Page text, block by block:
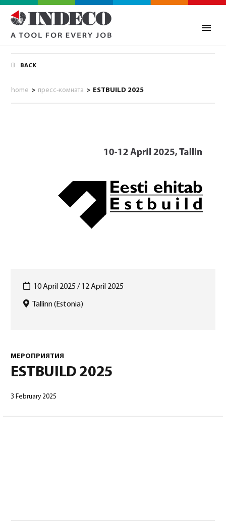
BACK
home > пресс-комната > ESTBUILD 2025
10 April 2025 / 12 April 2025
Tallinn (Estonia)
МЕРОПРИЯТИЯ
ESTBUILD 2025
3 February 2025